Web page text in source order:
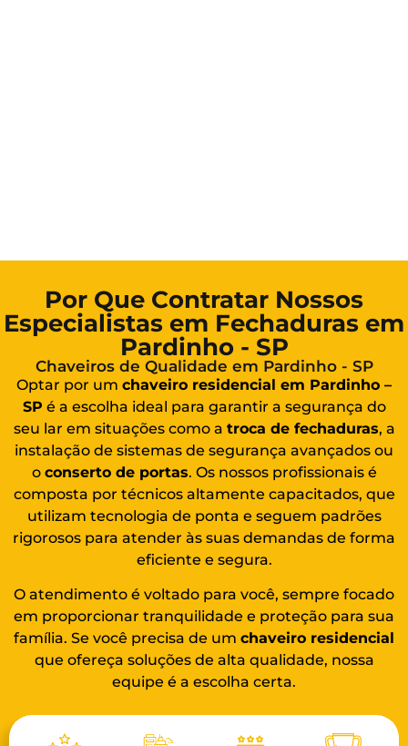
Por Que Contratar Nossos
Especialistas em Fechaduras em
Pardinho - SP
Chaveiros de Qualidade em Pardinho - SP
Optar por um chaveiro residencial em Pardinho –
SP é a escolha ideal para garantir a segurança do
seu lar em situações como a troca de fechaduras, a
instalação de sistemas de segurança avançados ou
o conserto de portas. Os nossos profissionais é
composta por técnicos altamente capacitados, que
utilizam tecnologia de ponta e seguem padrões
rigorosos para atender às suas demandas de forma
eficiente e segura.
O atendimento é voltado para você, sempre focado
em proporcionar tranquilidade e proteção para sua
família. Se você precisa de um chaveiro residencial
que ofereça soluções de alta qualidade, nossa
equipe é a escolha certa.